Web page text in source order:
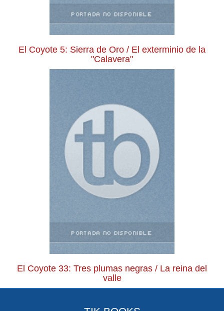
El Coyote 5: Sierra de Oro / El exterminio de la
"Calavera"
El Coyote 33: Tres plumas negras / La reina del
valle